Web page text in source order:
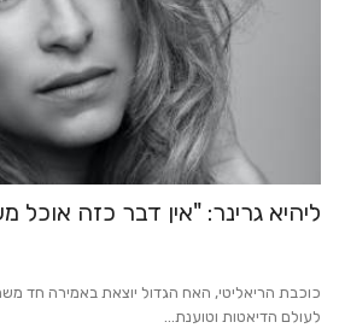
ליהיא גרינר: "אין דבר כזה אוכל
כוכבת הריאליטי, האח הגדול יוצאת באמירה חד
לעולם הדיאטות וטוענת...